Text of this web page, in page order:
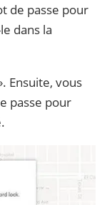
de passe pour
dans la
Ensuite, vous
passe pour